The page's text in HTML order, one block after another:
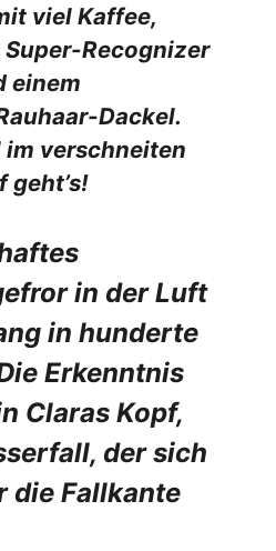
viel Kaffee,
Recognizer
einem
Dackel.
im verschneiten
geht’s!
in der Luft
in hunderte
Erkenntnis
Claras Kopf,
der sich
die Fallkante